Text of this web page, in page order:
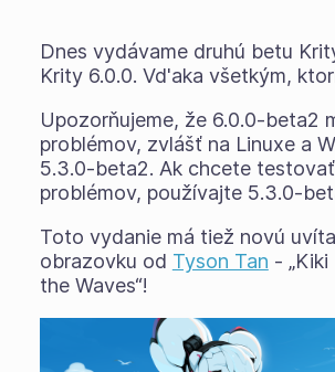
Dnes vydávame druhú betu
Krity 6.0.0. Vd'aka všetkým,
Upozorňujeme, že 6.0.0-beta2
problémov, zvlášť na Linuxe a
5.3.0-beta2. Ak chcete
problémov, používajte 5.3.0-
Toto vydanie má tiež novú
obrazovku od Tyson Tan -
the Waves“!